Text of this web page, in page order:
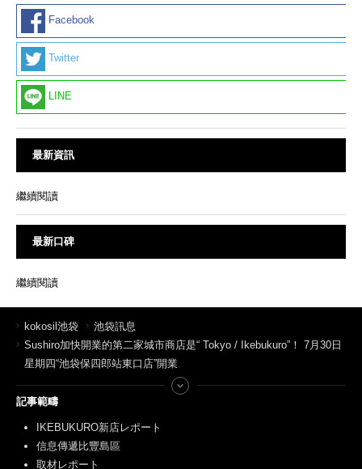
Facebook
Twitter
LINE
最新資訊
繼續閱讀
最新口碑
繼續閱讀
kokosil池袋
池袋訊息
Sushiro加快開業的第二家城市商店是“ Tokyo / Ikebukuro”！ 7月30日
星期四“池袋保四郎站東口店”開業
記事範疇
IKEBUKURO新店レポート
信息傳遞比豐島區
取材レポート